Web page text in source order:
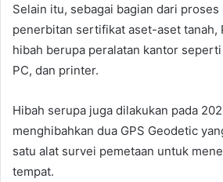
Selain itu, sebagai bagian dari proses
penerbitan sertifikat aset-aset tanah,
hibah berupa peralatan kantor
PC, dan printer.
Hibah serupa juga dilakukan pada
menghibahkan dua GPS Geodetic
satu alat survei pemetaan untuk
tempat.